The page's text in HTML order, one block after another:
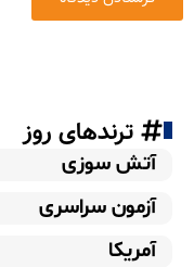
ترندهای روز
آتش سوزی
آزمون سراسری
آمریکا